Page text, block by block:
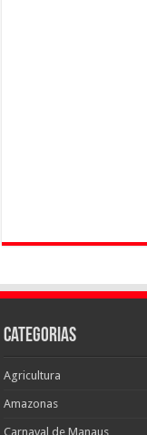
Categorias
Agricultura
Amazonas
Carnaval de Manaus